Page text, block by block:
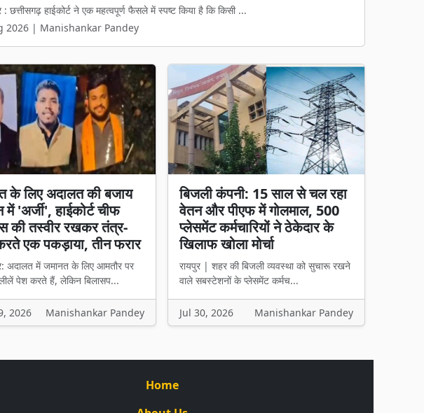
: छत्तीसगढ़ हाईकोर्ट ने एक महत्वपूर्ण फैसले में स्पष्ट किया है कि किसी ...
2026 | Manishankar Pandey
: सार्वजनिक वितरण प्रणाली को आधुनिक और पारदर्शी बनाने की दिशा में बिलास...
2026 | Manishankar Pandey
के लिए अदालत की बजाय
में 'अर्जी', हाईकोर्ट चीफ
की तस्वीर रखकर तंत्र-
एक पकड़ाया, तीन फरार
अदालत में जमानत के लिए आमतौर पर
पेश करते हैं, लेकिन बिलासप...
2026 Manishankar Pandey
बिजली कंपनी: 15 साल से चल रहा
वेतन और पीएफ में गोलमाल, 500
प्लेसमेंट कर्मचारियों ने ठेकेदार के
खिलाफ खोला मोर्चा
रायपुर | शहर की बिजली व्यवस्था को सुचारू रखने
वाले सबस्टेशनों के प्लेसमेंट कर्मच...
Jul 30, 2026 Manishankar Pandey
Home